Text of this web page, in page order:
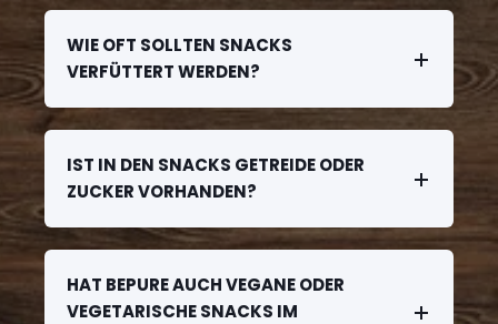
WIE OFT SOLLTEN SNACKS
VERFÜTTERT WERDEN?
IST IN DEN SNACKS GETREIDE ODER
ZUCKER VORHANDEN?
HAT BEPURE AUCH VEGANE ODER
VEGETARISCHE SNACKS IM